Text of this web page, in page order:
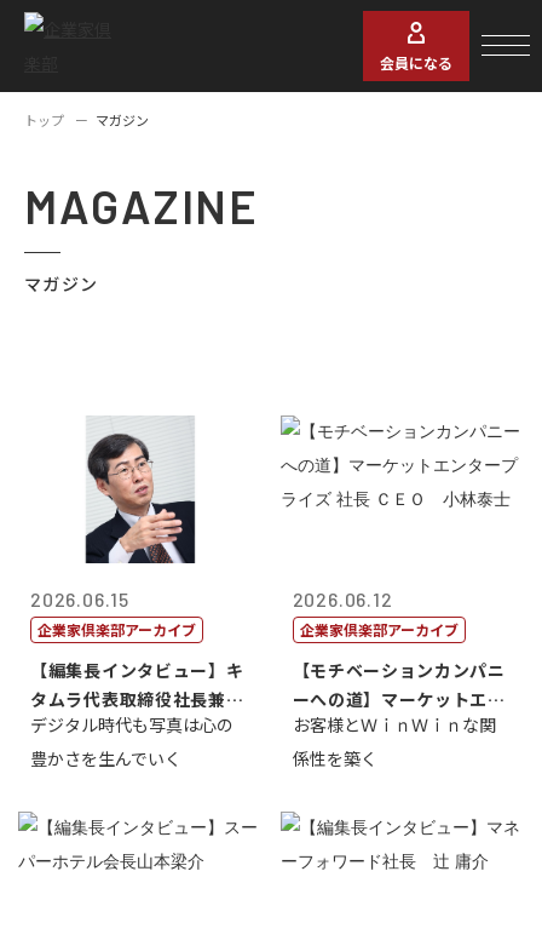
会員になる
トップ マガジン
MAGAZINE
マガジン
2026.06.15
企業家倶楽部アーカイブ
【編集長インタビュー】キ
タムラ代表取締役社長兼Ｃ
ＯＯ 武川 ...
デジタル時代も写真は心の
豊かさを生んでいく
2026.06.12
企業家倶楽部アーカイブ
【モチベーションカンパニ
ーへの道】マーケットエン
タープライズ...
お客様とＷｉｎＷｉｎな関
係性を築く